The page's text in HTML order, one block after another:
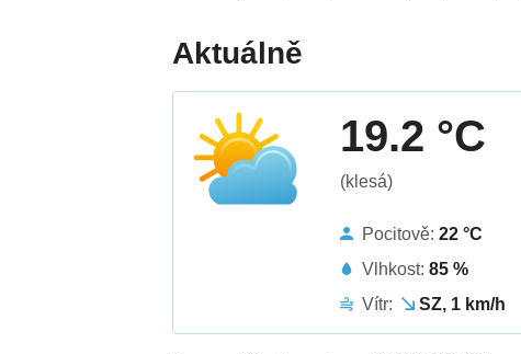
Aktuálně
19.2 °C
(klesá)
Pocitově:22 °C
Vlhkost:85 %
Vítr:
SZ, 1 km/h